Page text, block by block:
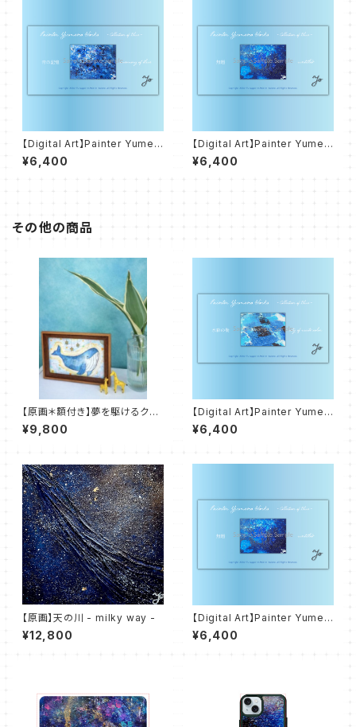
【Digital Art】Painter Yumen
o Works - Colletion of Blu
e - 青の記憶 memory of blu
¥6,400
【Digital Art】Painter Yumen
o Works - Colletion of Blu
e - 無題 untitled
¥6,400
その他の商品
【原画＊額付き】夢を駆けるクジ
ラ - a whale running throug
h dreams -
¥9,800
【Digital Art】Painter Yumen
o Works - Colletion of Blu
e - 水彩の街 city of waterc
¥6,400
【原画】天の川 - milky way -
¥12,800
【Digital Art】Painter Yumen
o Works - Colletion of Blu
e - 無題 untitled
¥6,400